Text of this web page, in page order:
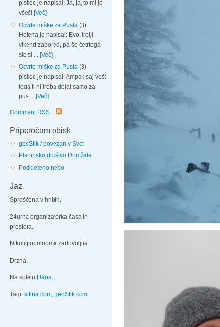
piskec je napisal: Ja, ja, to mi je
všeč! [Več]
Ocvrte miške za Pusta (3)
Helena je napisal: Evo, tretji
vikend zapored, pa še četrtega
ste si ... [Več]
Ocvrte miške za Pusta (3)
piskec je napisal: Ampak saj veš:
tega ti ni treba delat samo za
pust... [Več]
Comment RSS
Priporočam obisk
geoStik / povezan v Svet
Planinsko društvo Domžale
Podkleteno nebo
Jaz
Sproščena v hribih.
24urna organizatorka časa in
prostora.
Nikoli popolnoma zadovoljna.
Drzna.
Na spletu Hana.
Tagi: krtina.com, geoStik.com